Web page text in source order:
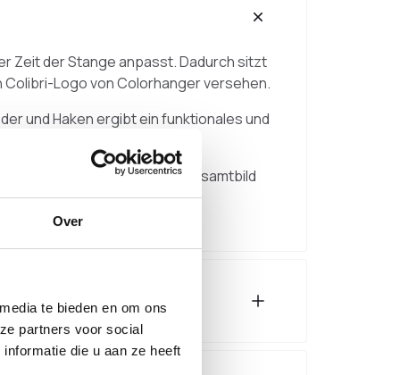
Over
te bieden en om ons
partners voor social
die u aan ze heeft
Zeit der Stange anpasst. Dadurch sitzt
Logo von Colorhanger versehen.
und Haken ergibt ein funktionales und
kombinieren, sodass das Gesamtbild